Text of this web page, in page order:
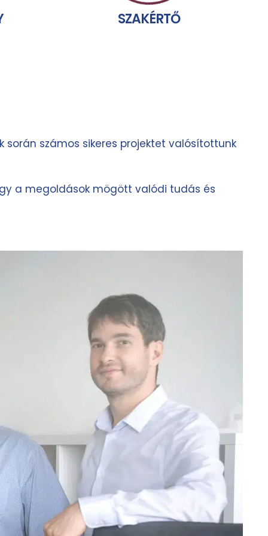
SZAKÉRTŐ
során számos sikeres projektet valósítottunk
a megoldások mögött valódi tudás és